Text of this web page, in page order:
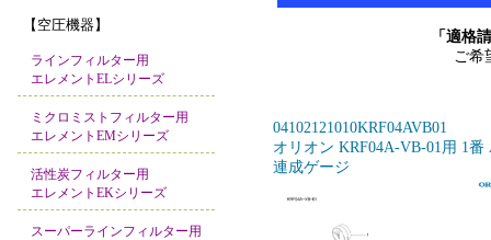
【空圧機器】
ラインフィルター用
エレメントELシリーズ
ミクロミストフィルター用
エレメントEMシリーズ
活性炭フィルター用
エレメントEKシリーズ
スーパーラインフィルター用
「適格
ご希
04102121010KRF04AVB01
オリオン KRF04A-VB-01用 1番
連成ゲージ